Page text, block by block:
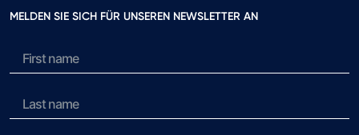
MELDEN SIE SICH FÜR UNSEREN NEWSLETTER AN